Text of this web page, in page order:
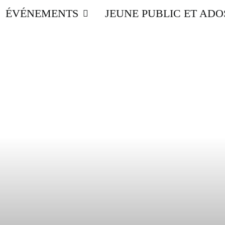
ÉVÉNEMENTS JEUNE PUBLIC ET